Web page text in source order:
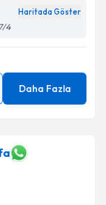
Haritada Göster
4
Daha Fazla